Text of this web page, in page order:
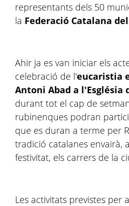
representants dels 50
la Federació Catalana
Ahir ja es van iniciar els
celebració de l'eucaristia
Antoni Abad a l'Església
durant tot el cap de
rubinenques podran
que es duran a terme per
tradició catalanes envairà,
festivitat, els carrers de la
Les activitats previstes per